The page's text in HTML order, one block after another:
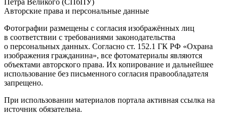
Петра Великого (СПбПУ)
Авторские права и персональные данные
Фотографии размещены с согласия изображённых лиц
в соответствии с требованиями законодательства
о персональных данных. Согласно ст. 152.1 ГК РФ «Охрана
изображения гражданина», все фотоматериалы являются
объектами авторского права. Их копирование и дальнейшее
использование без письменного согласия правообладателя
запрещено.
При использовании материалов портала активная ссылка на
источник обязательна.